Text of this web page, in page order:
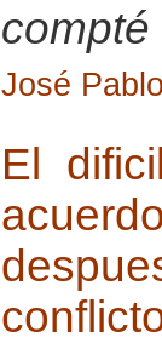
José
El